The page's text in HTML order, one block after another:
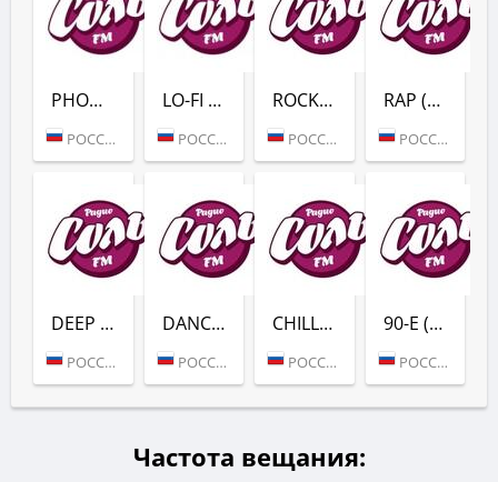
PHONK (СОЛЬ FM)
РОССИЯ (МОСКВА)
LO-FI (СОЛЬ FM)
РОССИЯ (МОСКВА)
ROCK (СОЛЬ FM)
РОССИЯ (МОСКВА)
RAP (СОЛЬ FM)
РОССИЯ (МОСКВА)
DEEP (СОЛЬ FM)
РОССИЯ (МОСКВА)
DANCE (СОЛЬ FM)
РОССИЯ (МОСКВА)
CHILL (СОЛЬ FM)
РОССИЯ (МОСКВА)
90-Е (СОЛЬ FM)
РОССИЯ (МОСКВА)
Частота вещания: